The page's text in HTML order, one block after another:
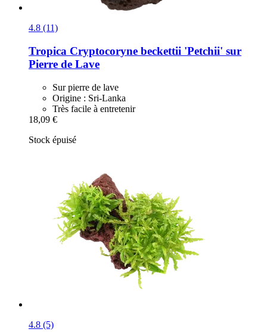
4.8 (11)
Tropica Cryptocoryne beckettii 'Petchii' sur
Pierre de Lave
Sur pierre de lave
Origine : Sri-Lanka
Très facile à entretenir
18,09 €
Stock épuisé
4.8 (5)